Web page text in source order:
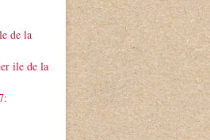
de la
ile de la